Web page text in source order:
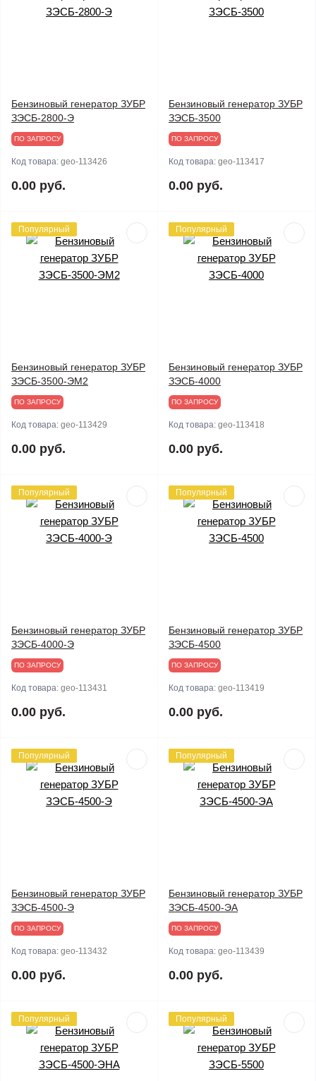
Бензиновый генератор ЗУБР
ЗЭСБ-2800-Э
ПО ЗАПРОСУ
Код товара: geo-113426
0.00 руб.
Бензиновый генератор ЗУБР
ЗЭСБ-3500
ПО ЗАПРОСУ
Код товара: geo-113417
0.00 руб.
Популярный
Бензиновый генератор ЗУБР
ЗЭСБ-3500-ЭМ2
ПО ЗАПРОСУ
Код товара: geo-113429
0.00 руб.
Популярный
Бензиновый генератор ЗУБР
ЗЭСБ-4000
ПО ЗАПРОСУ
Код товара: geo-113418
0.00 руб.
Популярный
Бензиновый генератор ЗУБР
ЗЭСБ-4000-Э
ПО ЗАПРОСУ
Код товара: geo-113431
0.00 руб.
Популярный
Бензиновый генератор ЗУБР
ЗЭСБ-4500
ПО ЗАПРОСУ
Код товара: geo-113419
0.00 руб.
Популярный
Бензиновый генератор ЗУБР
ЗЭСБ-4500-Э
ПО ЗАПРОСУ
Код товара: geo-113432
0.00 руб.
Популярный
Бензиновый генератор ЗУБР
ЗЭСБ-4500-ЭА
ПО ЗАПРОСУ
Код товара: geo-113439
0.00 руб.
Популярный Популярный